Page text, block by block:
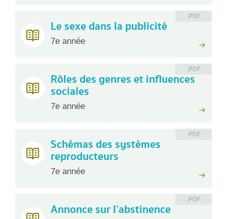
.PDF
Le sexe dans la publicité
7e année
.PDF
Rôles des genres et influences
sociales
7e année
.PDF
Schémas des systèmes
reproducteurs
7e année
.PDF
Annonce sur l’abstinence